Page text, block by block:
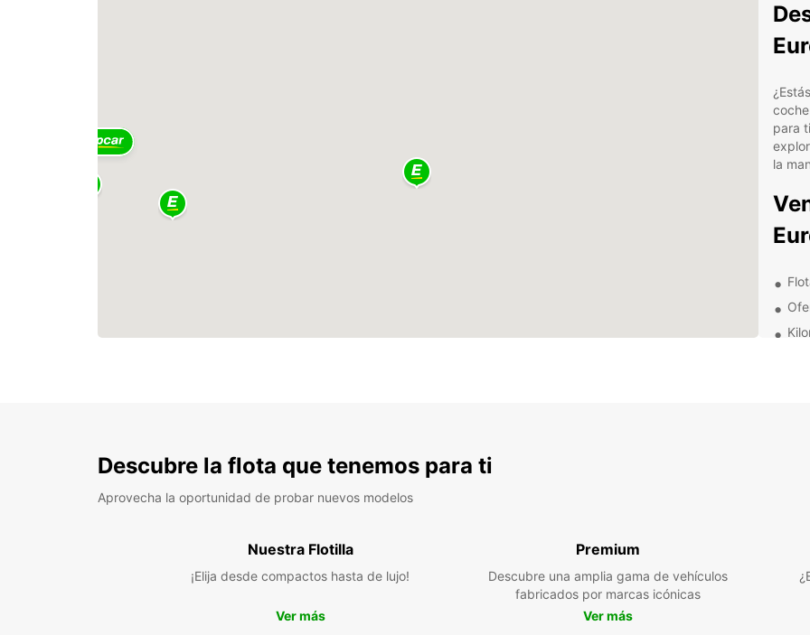
para
la
la
Con
Descubre la flota que tenemos para ti
Aprovecha la oportunidad de probar nuevos modelos
Nuestra Flotilla
¡Elija desde compactos hasta de lujo!
Ver más
Premium
Descubre una amplia gama de vehículos
fabricados por marcas icónicas
Ver más